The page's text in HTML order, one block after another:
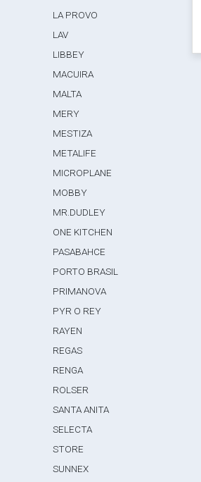
LA PROVO
LAV
LIBBEY
MACUIRA
MALTA
MERY
MESTIZA
METALIFE
MICROPLANE
MOBBY
MR.DUDLEY
ONE KITCHEN
PASABAHCE
PORTO BRASIL
PRIMANOVA
PYR O REY
RAYEN
REGAS
RENGA
ROLSER
SANTA ANITA
SELECTA
STORE
SUNNEX